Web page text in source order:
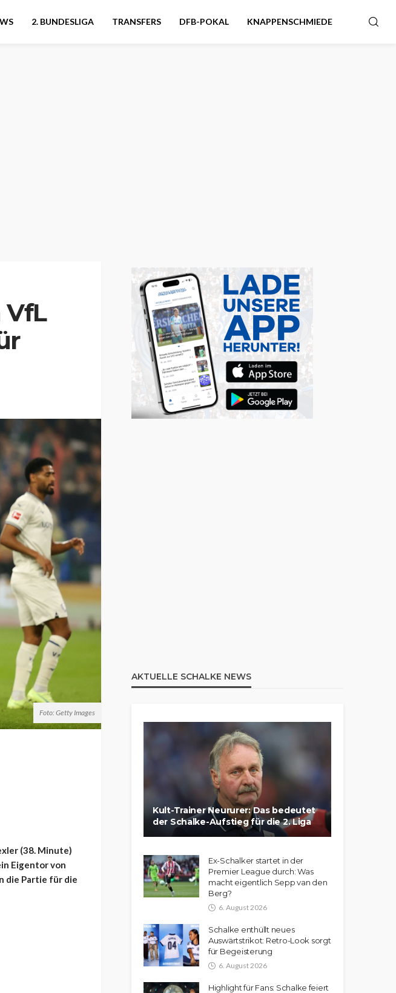
2. BUNDESLIGA TRANSFERS DFB-POKAL KNAPPENSCHMIEDE
VfL
Foto: Getty Images
(38. Minute)
Eigentor von
die Partie für die
AKTUELLE SCHALKE NEWS
Kult-Trainer Neururer: Das bedeutet
der Schalke-Aufstieg für die 2. Liga
Ex-Schalker startet in der
Premier League durch: Was
macht eigentlich Sepp van den
Berg?
6. August 2026
Schalke enthüllt neues
Auswärtstrikot: Retro-Look sorgt
für Begeisterung
6. August 2026
Highlight für Fans: Schalke feiert